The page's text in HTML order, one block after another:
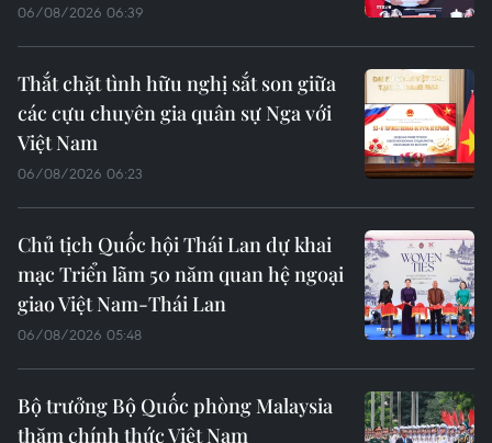
06/08/2026 06:39
Thắt chặt tình hữu nghị sắt son giữa
các cựu chuyên gia quân sự Nga với
Việt Nam
06/08/2026 06:23
Chủ tịch Quốc hội Thái Lan dự khai
mạc Triển lãm 50 năm quan hệ ngoại
giao Việt Nam-Thái Lan
06/08/2026 05:48
Bộ trưởng Bộ Quốc phòng Malaysia
thăm chính thức Việt Nam